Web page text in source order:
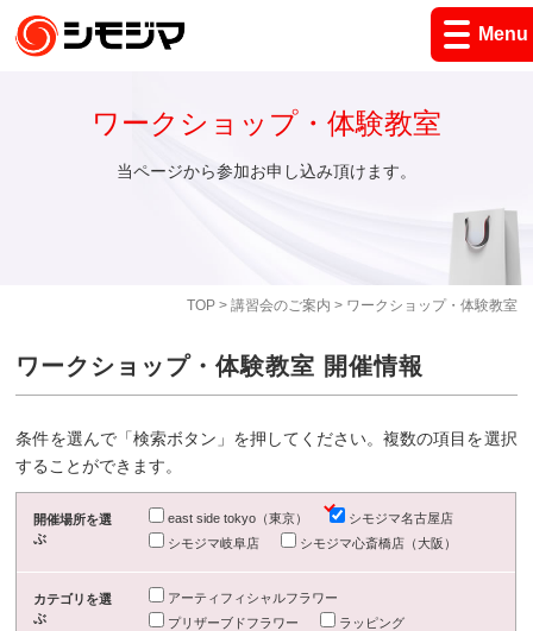
Menu
TOP> 講習会のご案内 > ワークショップ・体験教室
ワークショップ・体験教室
当ページから参加お申し込み頂けます。
ワークショップ・体験教室 開催情報
条件を選んで「検索ボタン」を押してください。複数の項目を選択
することができます。
開催場所を選
ぶ
east side tokyo（東京）
シモジマ名古屋店
シモジマ岐阜店
シモジマ心斎橋店（大阪）
カテゴリを選
ぶ
アーティフィシャルフラワー
プリザーブドフラワー
ラッピング